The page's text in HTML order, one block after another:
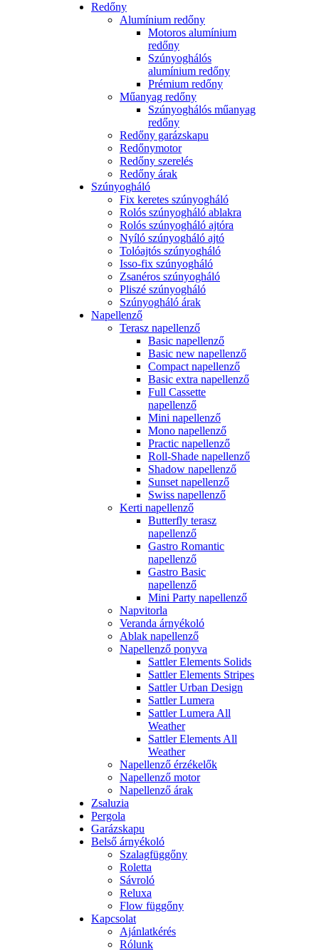
Redőny
Alumínium redőny
Motoros alumínium
redőny
Szúnyoghálós
alumínium redőny
Prémium redőny
Műanyag redőny
Szúnyoghálós műanyag
redőny
Redőny garázskapu
Redőnymotor
Redőny szerelés
Redőny árak
Szúnyogháló
Fix keretes szúnyogháló
Rolós szúnyogháló ablakra
Rolós szúnyogháló ajtóra
Nyíló szúnyogháló ajtó
Tolóajtós szúnyogháló
Isso-fix szúnyogháló
Zsanéros szúnyogháló
Pliszé szúnyogháló
Szúnyogháló árak
Napellenző
Terasz napellenző
Basic napellenző
Basic new napellenző
Compact napellenző
Basic extra napellenző
Full Cassette
napellenző
Mini napellenző
Mono napellenző
Practic napellenző
Roll-Shade napellenző
Shadow napellenző
Sunset napellenző
Swiss napellenző
Kerti napellenző
Butterfly terasz
napellenző
Gastro Romantic
napellenző
Gastro Basic
napellenző
Mini Party napellenző
Napvitorla
Veranda árnyékoló
Ablak napellenző
Napellenző ponyva
Sattler Elements Solids
Sattler Elements Stripes
Sattler Urban Design
Sattler Lumera
Sattler Lumera All
Weather
Sattler Elements All
Weather
Napellenző érzékelők
Napellenző motor
Napellenző árak
Zsaluzia
Pergola
Garázskapu
Belső árnyékoló
Szalagfüggőny
Roletta
Sávroló
Reluxa
Flow függőny
Kapcsolat
Ajánlatkérés
Rólunk